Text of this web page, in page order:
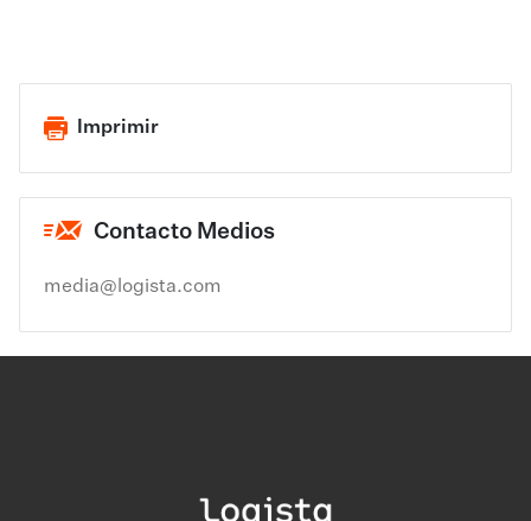
Imprimir
Contacto Medios
media@logista.com